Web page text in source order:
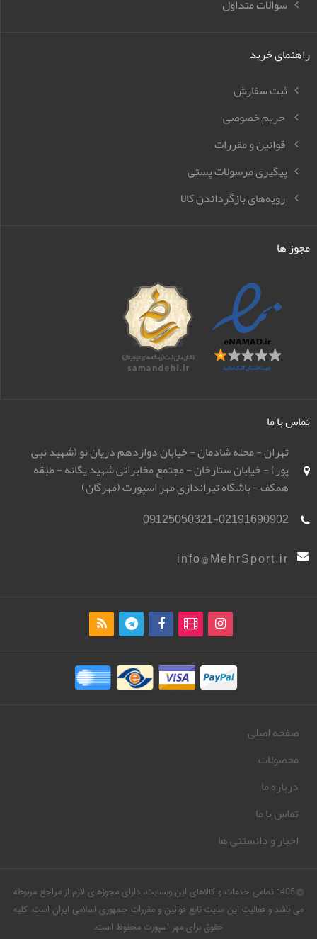
سوالات متداول
راهنمای خرید
ثبت سفارش
حریم خصوصی
قوانین و مقررات
پیگیری مرسولات پستی
رویه‌های بازگرداندن کالا
مجوز ها
تماس با ما
تهران - محله شادمان - خیابان دوازدهم دریان نو (شهید نبی
پور) - خیابان ستارخان - مجتمع مخابراتی شهید یگانه - طبقه
همکف - باشگاه تیراندازی مهر اسپورت (مهرگان)
09125050321-02191690902
info@MehrSport.ir
صفحه اصلی
محصولات
درباره ما
تماس با ما
اخبار و دانستنی ها
© 1405 تمامی خدمات و کالاهای این وبسایت، دارای مجوزهای لازم از مراجع مربوطه
می باشد و فعالیت این سایت تابع قوانین و مقررات جمهوری اسلامی ایران است. کلیه
حقوق برای مهر اسپورت محفوظ است.